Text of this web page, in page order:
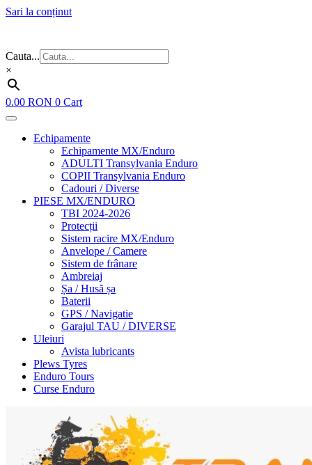
Sari la conținut
Cauta...
×
0.00 RON 0 Cart
Echipamente
Echipamente MX/Enduro
ADULTI Transylvania Enduro
COPII Transylvania Enduro
Cadouri / Diverse
PIESE MX/ENDURO
TBI 2024-2026
Protecții
Sistem racire MX/Enduro
Anvelope / Camere
Sistem de frânare
Ambreiaj
Șa / Husă șa
Baterii
GPS / Navigatie
Garajul TAU / DIVERSE
Uleiuri
Avista lubricants
Plews Tyres
Enduro Tours
Curse Enduro